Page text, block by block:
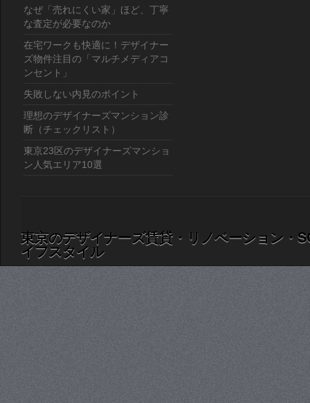
なぜ「売れにくい家」ほど、丁寧
な査定が必要なのか
在宅ワークも快適に！デザイナー
ズ物件注目の「マルチメディアコ
ンセント」
失敗しない内見のポイント
理想のデザイナーズマンション診
断（チェックリスト）
東京23区のデザイナーズマンショ
ン人気エリア10選
東京のデザイナーズ賃貸・リノベーション・
イフスタイル